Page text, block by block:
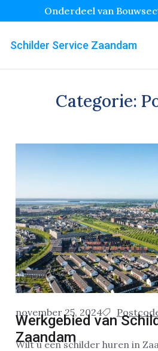
Onderdeel van
Schilder Service Zaandam
Categorie:
november 25, 2024
Werkgebied van
Zaandam
Wilt u een schilder huren in